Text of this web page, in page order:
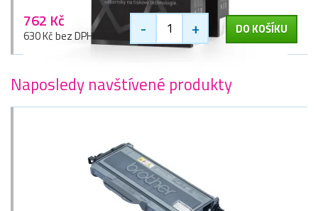
762 Kč
630 Kč bez DPH - + DO KOŠÍKU
Naposledy navštívené produkty